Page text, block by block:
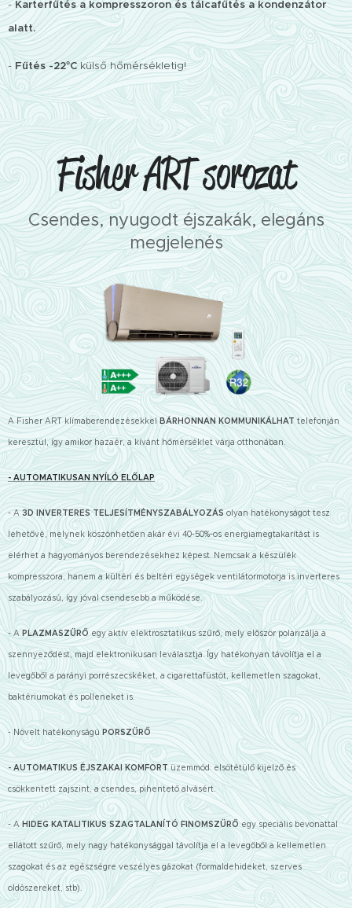
-Karterfűtés a kompresszoron és tálcafűtés a kondenzátor
alatt.
- Fűtés -22°Ckülső hőmérsékletig!
Fisher ART sorozat
Csendes, nyugodt éjszakák, elegáns
megjelenés
A Fisher ART klímaberendezésekkelBÁRHONNAN KOMMUNIKÁLHAT telefonján
keresztül, így amikor hazaér, a kívánt hőmérséklet várja otthonában.
- AUTOMATIKUSAN NYÍLÓ ELŐLAP
- A3D INVERTERES TELJESÍTMÉNYSZABÁLYOZÁS olyan hatékonyságot tesz
lehetővé, melynek köszönhetően akár évi 40-50%-os energiamegtakarítást is
elérhet a hagyományos berendezésekhez képest. Nemcsak a készülék
kompresszora, hanem a kültéri és beltéri egységek ventilátormotorja is inverteres
szabályozású, így jóval csendesebb a működése.
- A PLAZMASZŰRŐegy aktív elektrosztatikus szűrő, mely először polarizálja a
szennyeződést, majd elektronikusan leválasztja. Így hatékonyan távolítja el a
levegőből a parányi porrészecskéket, a cigarettafüstöt, kellemetlen szagokat,
baktériumokat és polleneket is.
- Növelt hatékonyságú PORSZŰRŐ
- AUTOMATIKUS ÉJSZAKAI KOMFORT üzemmód: elsötétülő kijelző és
csökkentett zajszint, a csendes, pihentető alvásért.
- AHIDEG KATALITIKUS SZAGTALANÍTÓ FINOMSZŰRŐegy speciális bevonattal
ellátott szűrő, mely nagy hatékonysággal távolítja el a levegőből a kellemetlen
szagokat és az egészségre veszélyes gázokat (formaldehideket, szerves
oldószereket, stb).